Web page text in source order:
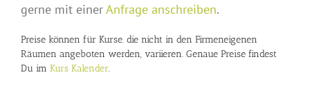
gerne mit einerAnfrage anschreiben.
Preise können für Kurse. die nicht in den Firmeneigenen
Räumen angeboten werden, variieren. Genaue Preise findest
Du im Kurs Kalender.